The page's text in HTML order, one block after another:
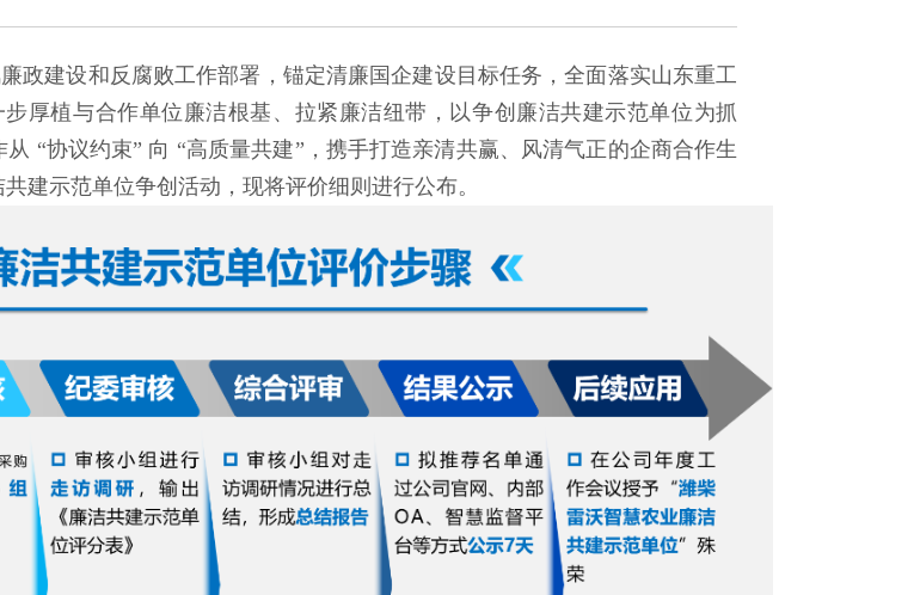
政建设和反腐败工作部署，锚定清廉国企建设目标任务，全面落实山东重工
厚植与合作单位廉洁根基、拉紧廉洁纽带，以争创廉洁共建示范单位为抓
“协议约束” 向 “高质量共建”，携手打造亲清共赢、风清气正的企商合作生
建示范单位争创活动，现将评价细则进行公布。